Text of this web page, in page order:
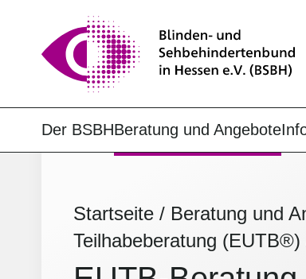
Der BSBHBeratung und Angebote
Startseite / Beratung und
Teilhabeberatung (EUTB®)